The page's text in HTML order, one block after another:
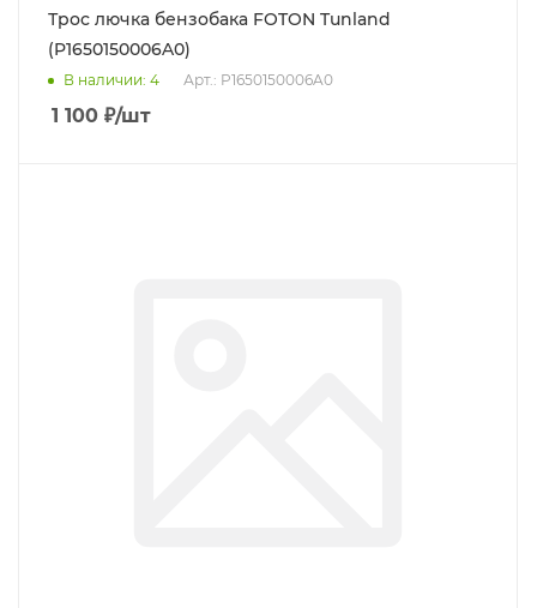
Трос лючка бензобака FOTON Tunland
(P1650150006A0)
В наличии: 4 Арт.: P1650150006A0
1 100 ₽/шт